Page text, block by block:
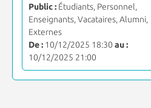
Public :Étudiants, Personnel,
Enseignants, Vacataires, Alumni,
Externes
De :10/12/2025 18:30 au :
10/12/2025 21:00